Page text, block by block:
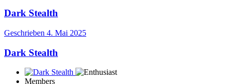
Dark Stealth
Geschrieben 4. Mai 2025
Dark Stealth
Members